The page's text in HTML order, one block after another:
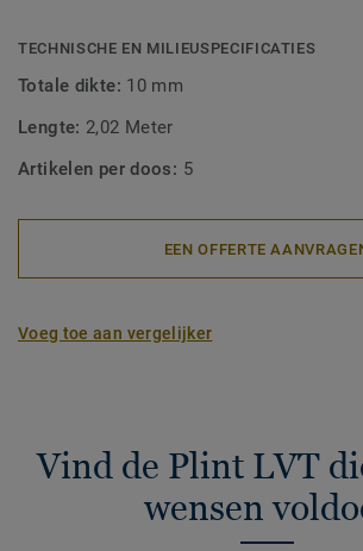
TECHNISCHE EN MILIEUSPECIFICATIES
Totale dikte: 10 mm
Lengte: 2,02 Meter
Artikelen per doos: 5
EEN OFFERTE
Voeg toe aan vergelijker
Vind de Plint LVT
wensen